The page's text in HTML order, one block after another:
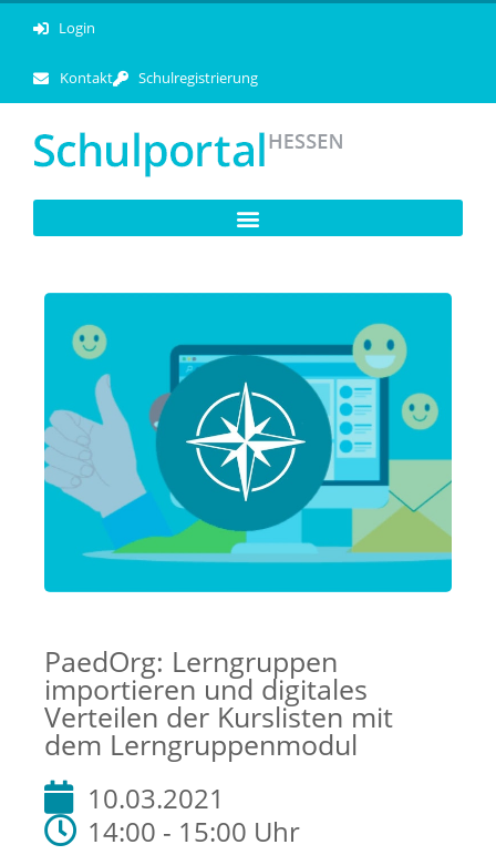
Login
Kontakt Schulregistrierung
PaedOrg: Lerngruppen
importieren und digitales
Verteilen der Kurslisten mit
dem Lerngruppenmodul
10.03.2021
14:00 - 15:00 Uhr